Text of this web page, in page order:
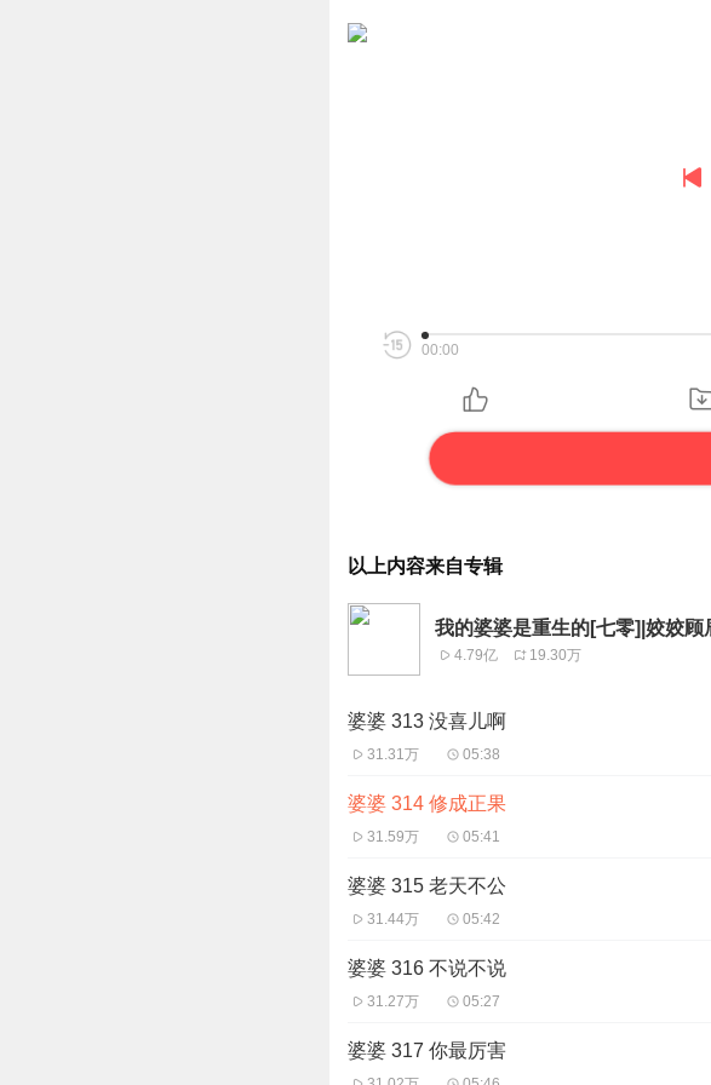
00:00
以上内容来自专辑
我的婆婆是重生的[七零]|姣姣顾
4.79亿 19.30万
婆婆 313 没喜儿啊
31.31万 05:38
婆婆 314 修成正果
31.59万 05:41
婆婆 315 老天不公
31.44万 05:42
婆婆 316 不说不说
31.27万 05:27
婆婆 317 你最厉害